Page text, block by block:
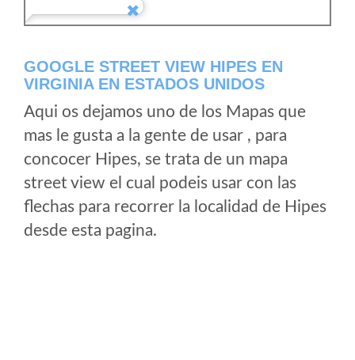
GOOGLE STREET VIEW HIPES EN
VIRGINIA EN ESTADOS UNIDOS
Aqui os dejamos uno de los Mapas que
mas le gusta a la gente de usar , para
concocer Hipes, se trata de un mapa
street view el cual podeis usar con las
flechas para recorrer la localidad de Hipes
desde esta pagina.